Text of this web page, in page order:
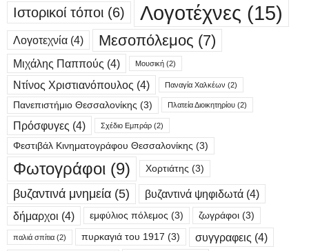
Ιστορικοί τόποι (6) Λογοτέχνες (15)
Λογοτεχνία (4) Μεσοπόλεμος (7)
Μιχάλης Παππούς (4) Μουσική (2)
Ντίνος Χριστιανόπουλος (4) Παναγία Χαλκέων (2)
Πανεπιστήμιο Θεσσαλονίκης (3) Πλατεία Διοικητηρίου (2)
Πρόσφυγες (4) Σχέδιο Εμπράρ (2)
Φεστιβάλ Κινηματογράφου Θεσσαλονίκης (3)
Φωτογράφοι (9) Χορτιάτης (3)
βυζαντινά μνημεία (5) βυζαντινά ψηφιδωτά (4)
δήμαρχοι (4) εμφύλιος πόλεμος (3) ζωγράφοι (3)
παλιά σπίτια (2) πυρκαγιά του 1917 (3) συγγραφεις (4)